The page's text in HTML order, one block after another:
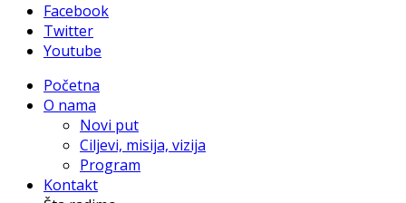
Facebook
Twitter
Youtube
Početna
O nama
Novi put
Ciljevi, misija, vizija
Program
Kontakt